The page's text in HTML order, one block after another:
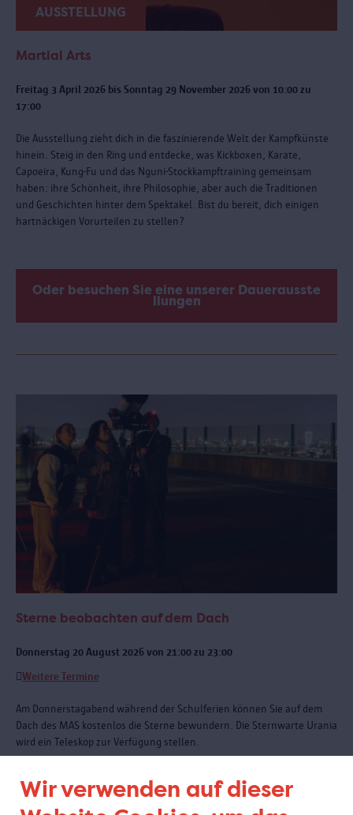
Wir verwenden auf dieser
AUSSTELLUNG
Martial Arts
Freitag 3 April 2026 bis Sonntag 29 November 2026 von 10:00 zu
17:00
Die Ausstellung zieht dich in die faszinierende Welt der Kampfkünste
hinein. Steig in den Ring und entdecke, was Kickboxen, Karate,
Capoeira, Kung-Fu und das Nguni-Stockkampftraining gemeinsam
haben: ihre Schönheit, ihre Philosophie, aber auch die Traditionen
und Geschichten hinter dem Spektakel. Bist du bereit, dich einigen
hartnäckigen Vorurteilen zu stellen?
Oder besuchen Sie eine unserer Dauerausste
llungen
Sterne beobachten auf dem Dach
Donnerstag 20 August 2026 von 21:00 zu 23:00
Weitere Termine
Am Donnerstagabend während der Schulferien können Sie auf dem
Dach des MAS kostenlos die Sterne bewundern. Die Sternwarte Urania
wird ein Teleskop zur Verfügung stellen.